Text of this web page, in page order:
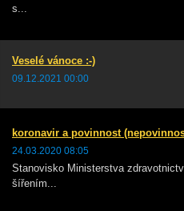
s...
Veselé vánoce :-)
09.12.2021 00:00
koronavir a povinnost
24.03.2020 08:05
Stanovisko Ministerstva
šířením...